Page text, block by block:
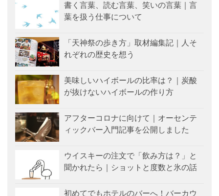
書く言葉、読む言葉、笑いの言葉｜言
葉を扱う仕事について
「天神祭の歩き方」取材編集記｜人そ
れぞれの歴史を想う
美味しいハイボールの比率は？｜炭酸
が抜けないハイボールの作り方
アフターコロナに向けて｜オーセンテ
ィックバー入門記事を公開しました
ウイスキーの注文で「飲み方は？」と
聞かれたら｜ショットと度数と氷の話
初めてでもホテルのバーへ！バーカウ